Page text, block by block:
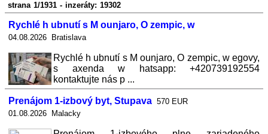
strana 1/1931 - inzeráty: 19302
Rychlé h ubnutí s M ounjaro, O zempic, w
04.08.2026 Bratislava
Rychlé h ubnutí s M ounjaro, O zempic, w egovy,
s axenda w hatsapp: +420739192554
kontaktujte nás p ...
Prenájom 1-izbový byt, Stupava 570 EUR
01.08.2026 Malacky